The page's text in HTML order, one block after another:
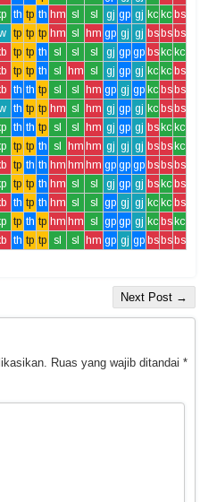
th tp th hm sl sl gj gp gj kc kc bs
tp tp tp hm sl hm gp gj gj bsbsbs
tp tp th sl sl sl gj gp gp bskc kc
tp tp th sl hm sl gj gp gj kc kc bs
th th tp sl sl hm gp gj gp kc bsbs
th tp tp hm sl hm gj gp gj kc bsbs
th th tp sl sl hm gj gp gj bskc kc
tp tp th sl hm hm gj gj gj bsbskc
tp th th hm hm hm gp gp gp bsbsbs
tp tp th hm sl sl gj gp gj bskc bs
th tp th hm sl sl gp gj gj kc kc bs
tp th tp hm hm sl gp gp gj kc bskc
th tp tp sl sl hm gp gj gp bsbsbs
Next Post →
Ruas yang wajib ditandai *